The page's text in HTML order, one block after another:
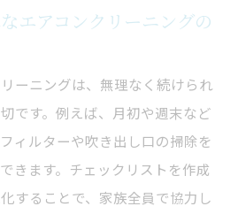
エアコンクリーニングの
ーニングは、無理なく続けられ
です。例えば、月初や週末など
ィルターや吹き出し口の掃除を
きます。チェックリストを作成
することで、家族全員で協力し